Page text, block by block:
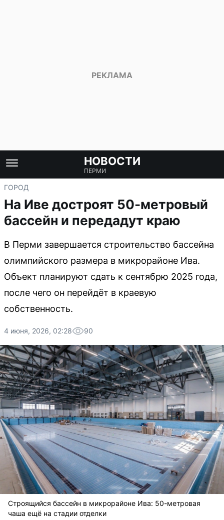
НОВОСТИ
ПЕРМИ
ГОРОД
На Иве достроят 50-метровый
бассейн и передадут краю
В Перми завершается строительство бассейна
олимпийского размера в микрорайоне Ива.
Объект планируют сдать к сентябрю 2025 года,
после чего он перейдёт в краевую
собственность.
4 июня, 2026, 02:28 90
Строящийся бассейн в микрорайоне Ива: 50-метровая
чаша ещё на стадии отделки